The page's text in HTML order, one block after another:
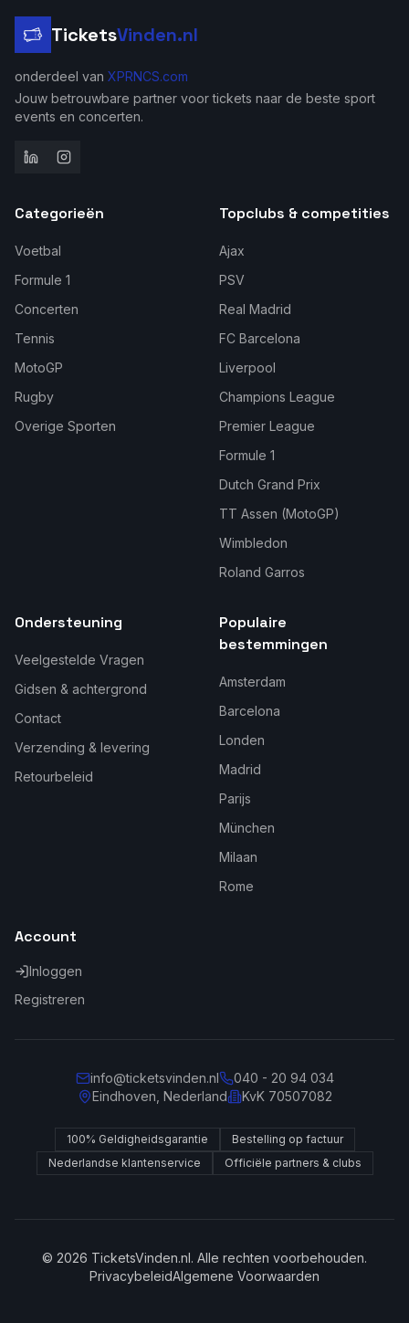
TicketsVinden.nl
onderdeel van XPRNCS.com
Jouw betrouwbare partner voor tickets naar de beste sport
events en concerten.
Categorieën
Voetbal
Formule 1
Concerten
Tennis
MotoGP
Rugby
Overige Sporten
Topclubs & competities
Ajax
PSV
Real Madrid
FC Barcelona
Liverpool
Champions League
Premier League
Formule 1
Dutch Grand Prix
TT Assen (MotoGP)
Wimbledon
Roland Garros
Ondersteuning
Veelgestelde Vragen
Gidsen & achtergrond
Contact
Verzending & levering
Retourbeleid
Populaire
bestemmingen
Amsterdam
Barcelona
Londen
Madrid
Parijs
München
Milaan
Rome
Account
Inloggen
Registreren
info@ticketsvinden.nl
040 - 20 94 034
Eindhoven, Nederland
KvK 70507082
100% Geldigheidsgarantie
Bestelling op factuur
Nederlandse klantenservice
Officiële partners & clubs
© 2026 TicketsVinden.nl. Alle rechten voorbehouden.
PrivacybeleidAlgemene Voorwaarden